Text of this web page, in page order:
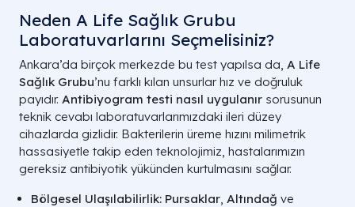
Neden A Life Sağlık Grubu
Laboratuvarlarını Seçmelisiniz?
Ankara’da birçok merkezde bu test yapılsa da, A Life
Sağlık Grubu’nu farklı kılan unsurlar hız ve doğruluk
payıdır. Antibiyogram testi nasıl uygulanır sorusunun
teknik cevabı laboratuvarlarımızdaki ileri düzey
cihazlarda gizlidir. Bakterilerin üreme hızını milimetrik
hassasiyetle takip eden teknolojimiz, hastalarımızın
gereksiz antibiyotik yükünden kurtulmasını sağlar.
Bölgesel Ulaşılabilirlik: Pursaklar, Altındağ ve